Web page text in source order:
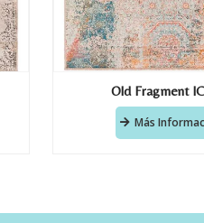
Old Fragment
Más